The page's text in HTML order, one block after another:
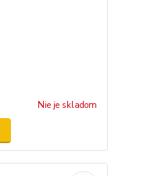
Nie je skladom